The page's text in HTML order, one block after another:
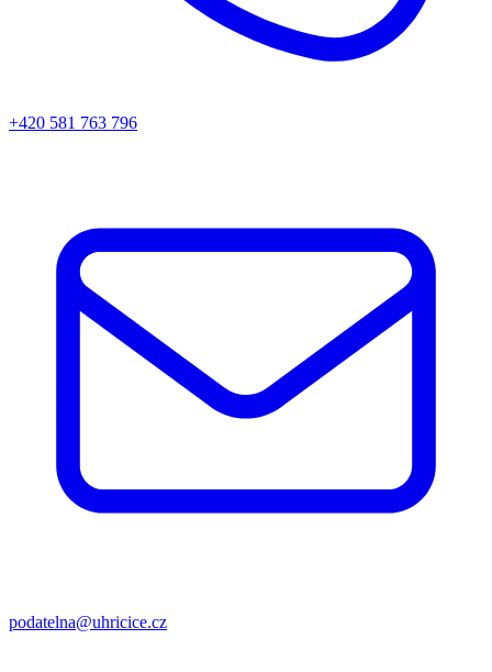
+420 581 763 796
podatelna@uhricice.cz